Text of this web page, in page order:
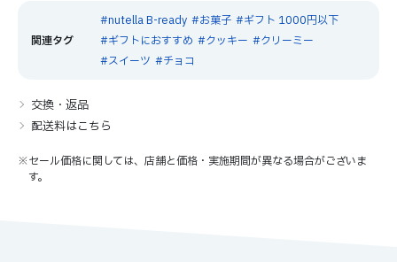
nutella B-ready お菓子
ギフト 1000円以下
ギフトにおすすめ
クッキー
クリーミー
スイーツ
チョコ
交換・返品
配送料はこちら
※セール価格に関しては、店舗と価格・実施期間が異なる場合がございま
す。